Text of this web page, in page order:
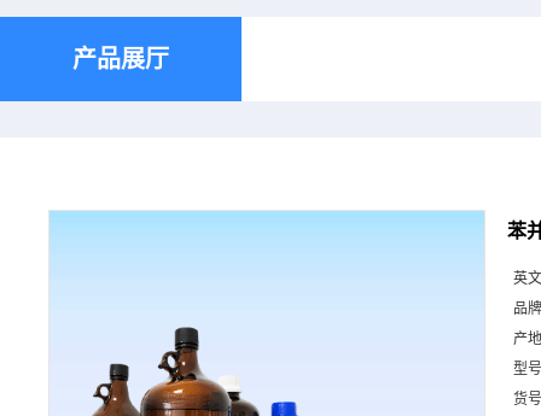
产品展厅
苯
英
品
产
型
货